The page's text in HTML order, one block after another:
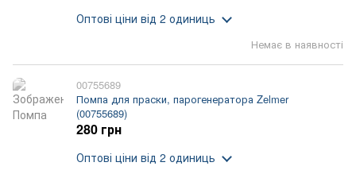
Немає в наявності
Оптові ціни від 2 одиниць
00755689
Помпа для праски, парогенератора Zelmer
(00755689)
280 грн
Оптові ціни від 2 одиниць